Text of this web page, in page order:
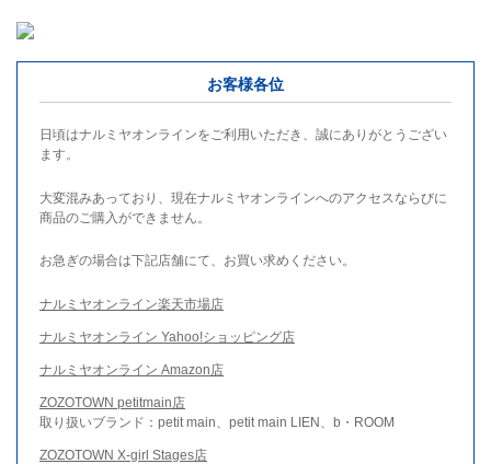
お客様各位
日頃はナルミヤオンラインをご利用いただき、誠にありがとうござい
ます。
大変混みあっており、現在ナルミヤオンラインへのアクセスならびに
商品のご購入ができません。
お急ぎの場合は下記店舗にて、お買い求めください。
ナルミヤオンライン楽天市場店
ナルミヤオンライン Yahoo!ショッピング店
ナルミヤオンライン Amazon店
ZOZOTOWN petitmain店
取り扱いブランド：petit main、petit main LIEN、b・ROOM
ZOZOTOWN X-girl Stages店